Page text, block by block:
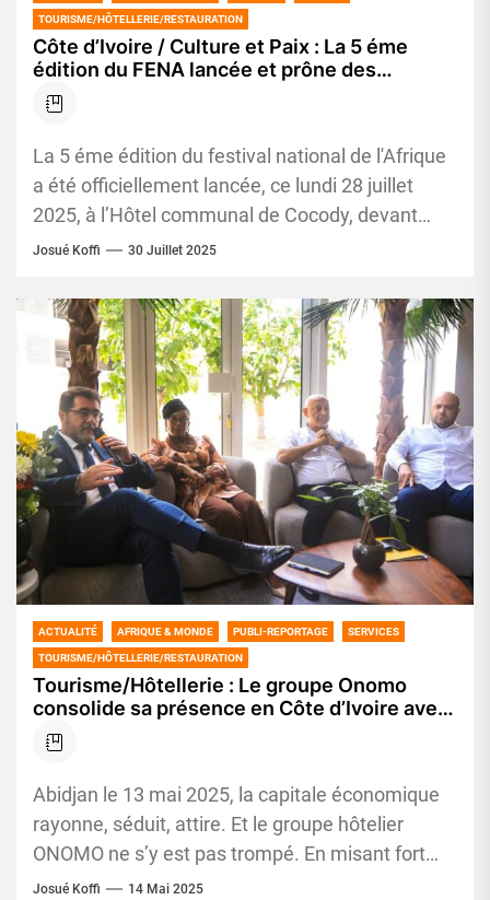
TOURISME/HÔTELLERIE/RESTAURATION
Côte d’Ivoire / Culture et Paix : La 5 éme
édition du FENA lancée et prône des
élections apaisées
La 5 éme édition du festival national de l'Afrique
a été officiellement lancée, ce lundi 28 juillet
2025, à l’Hôtel communal de Cocody, devant
un...
Josué Koffi 30 Juillet 2025
ACTUALITÉ AFRIQUE & MONDE PUBLI-REPORTAGE SERVICES
TOURISME/HÔTELLERIE/RESTAURATION
Tourisme/Hôtellerie : Le groupe Onomo
consolide sa présence en Côte d’Ivoire avec
un 2e hôtel à Abidjan
Abidjan le 13 mai 2025, la capitale économique
rayonne, séduit, attire. Et le groupe hôtelier
ONOMO ne s’y est pas trompé. En misant fort
sur...
Josué Koffi 14 Mai 2025